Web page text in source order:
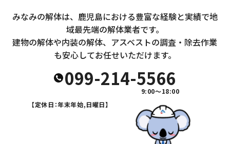
みなみの解体は、鹿児島における豊富な経験と実績で地
域最先端の解体業者です。
建物の解体や内装の解体、アスベストの調査・除去作業
も安心してお任せいただけます。
099-214-5566
9:00～18:00
【定休日：年末年始,日曜日】